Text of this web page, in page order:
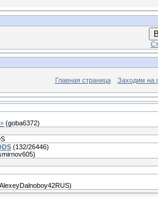
Главная страница Заходим на
(goba6372)
(132/26446)
)
AlexeyDalnoboy42RUS)